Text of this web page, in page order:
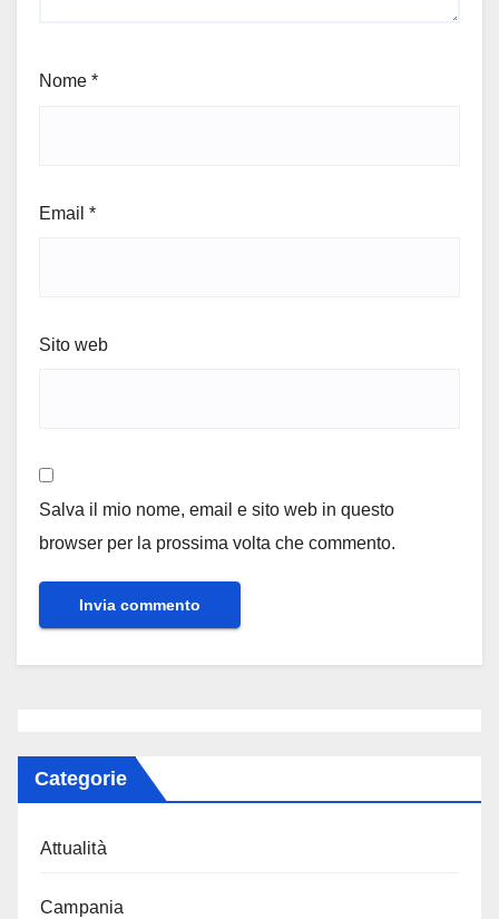
Nome *
Email *
Sito web
Salva il mio nome, email e sito web in questo
browser per la prossima volta che commento.
Categorie
Attualità
Campania